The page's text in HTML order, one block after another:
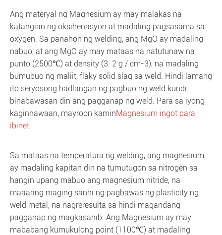
Ang materyal ng Magnesium ay may malakas na
katangian ng oksihenasyon at madaling pagsasama sa
oxygen. Sa panahon ng welding, ang MgO ay madaling
nabuo, at ang MgO ay may mataas na natutunaw na
punto (2500℃) at density (3. 2 g / cm-3), na madaling
bumubuo ng maliit, flaky solid slag sa weld. Hindi lamang
ito seryosong hadlangan ng pagbuo ng weld kundi
binabawasan din ang pagganap ng weld. Para sa iyong
kaginhawaan, mayroon kaminMagnesium ingot para
ibinet.
Sa mataas na temperatura ng welding, ang magnesium
ay madaling kapitan din na tumutugon sa nitrogen sa
hangin upang mabuo ang magnesium nitride, na
maaaring maging sanhi ng pagbawas ng plasticity ng
weld metal, na nagreresulta sa hindi magandang
pagganap ng magkasanib. Ang Magnesium ay may
mababang kumukulong point (1100℃) at madaling